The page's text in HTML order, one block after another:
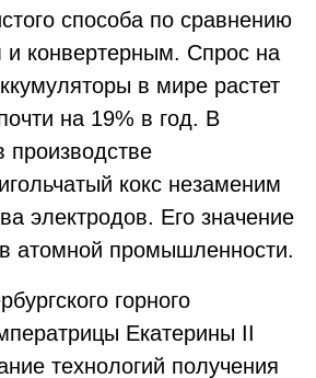
способа по сравнению
и конвертерным. Спрос на
в мире растет
на 19% в год. В
производстве
кокс незаменим
электродов. Его значение
атомной промышленности.
горного
Екатерины II
технологий получения